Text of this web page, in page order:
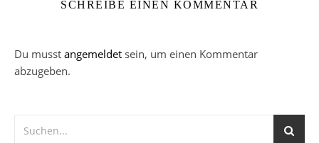
SCHREIBE EINEN KOMMENTAR
Du musst angemeldet sein, um einen Kommentar
abzugeben.